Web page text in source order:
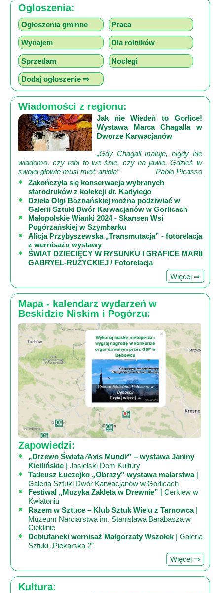
Ogloszenia:
Ogłoszenia gminne Praca
Wynajem Dla rolników
Sprzedam Noclegi
Dodaj ogłoszenie ⇒
Wiadomości z regionu:
Jak nie Wiedeń to Gorlice!
Wystawa Marca Chagalla w
Dworze Karwacjanów
„Gdy Chagall maluje, nigdy nie
wiadomo, czy robi to we śnie, czy na jawie. Gdzieś w
swojej głowie musi mieć anioła”
Pablo Picasso
Zakończyła się konserwacja wybranych
starodruków z kolekcji dr. Kadyiego
Dzieła Olgi Boznańskiej można podziwiać w
Galerii Sztuki Dwór Karwacjanów w Gorlicach
Małopolskie Wianki 2024 - Skansen Wsi
Pogórzańskiej w Szymbarku
Alicja Przybyszewska „Transmutacja” - fotorelacja
z wernisażu wystawy
ŚWIAT DZIECIĘCY W RYSUNKU I GRAFICE MARII
GABRYEL-RUŻYCKIEJ / Fotorelacja
Więcej ⇒
Mapa - kalendarz wydarzeń w
Beskidzie Niskim i Pogórzu:
Zapowiedzi:
„Drzewo Świata ⁄Axis Mundi⁄” – wystawa Janiny
Kicilińskie | Jasielski Dom Kultury
Tadeusz Łuczejko „Obrazy” wystawa malarstwa|
Galeria Sztuki Dwór Karwacjanów w Gorlicach
Festiwal „Muzyka Zaklęta w Drewnie” | Cerkiew w
Kwiatoniu
Razem w Sztuce – Klub Sztuk Wielu z Tarnowca|
Muzeum Narciarstwa im. Stanisława Barabasza w
Cieklinie
Debiutancki wernisaż Małgorzaty Wszołek | Galeria
Sztuki „Piekarska 2”
Więcej ⇒
Kultura: